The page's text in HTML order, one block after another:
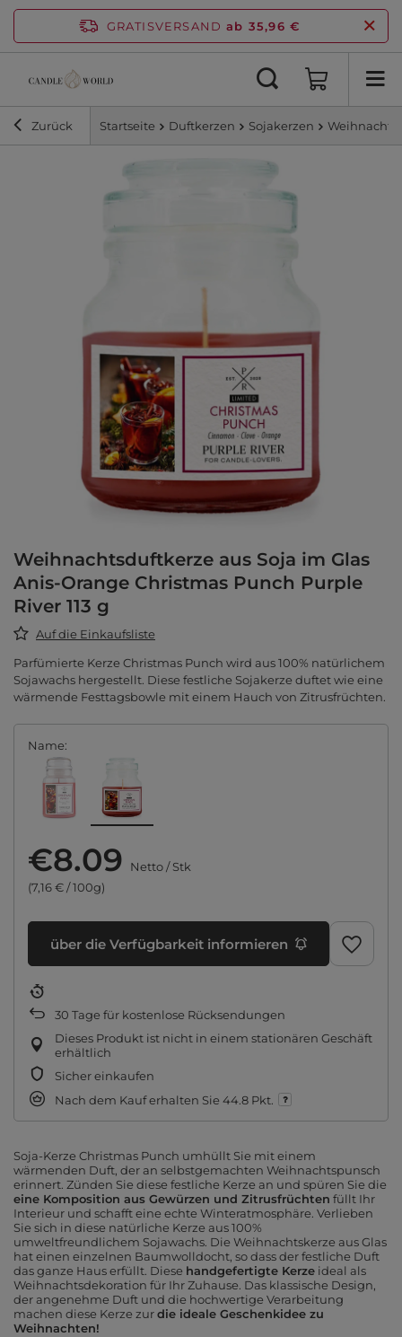
GRATISVERSAND ab 35,96 €
Zurück Startseite Duftkerzen Sojakerzen
Weihnachtsduftkerze aus Soja im Glas
Anis-Orange Christmas Punch Purple
River 113 g
Auf die Einkaufsliste
Parfümierte Kerze Christmas Punch wird aus 100% natürlichem
Sojawachs hergestellt. Diese festliche Sojakerze duftet wie eine
wärmende Festtagsbowle mit einem Hauch von Zitrusfrüchten.
Name
€8.09 Netto/Stk
(7,16 € / 100g)
über die Verfügbarkeit informieren
30 Tage für kostenlose Rücksendungen
Dieses Produkt ist nicht in einem stationären Geschäft
erhältlich
Sicher einkaufen
Nach dem Kauf erhalten Sie 44.8 Pkt.
Soja-Kerze Christmas Punch umhüllt Sie mit einem
wärmenden Duft, der an selbstgemachten Weihnachtspunsch
erinnert. Zünden Sie diese festliche Kerze an und spüren Sie die
eine Komposition aus Gewürzen und Zitrusfrüchten füllt Ihr
Interieur und schafft eine echte Winteratmosphäre. Verlieben
Sie sich in diese natürliche Kerze aus 100%
umweltfreundlichem Sojawachs. Die Weihnachtskerze aus Glas
hat einen einzelnen Baumwolldocht, so dass der festliche Duft
das ganze Haus erfüllt. Diese handgefertigte Kerze ideal als
Weihnachtsdekoration für Ihr Zuhause. Das klassische Design,
der angenehme Duft und die hochwertige Verarbeitung
machen diese Kerze zurdie ideale Geschenkidee zu
Weihnachten!